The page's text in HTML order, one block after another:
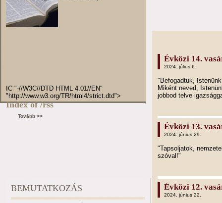
IC "-//W3C//DTD HTML 4.01//EN"
"http://www.w3.org/TR/html4/strict.dtd">
Index of /rss
Tovább >>
Évközi 14.
2024. július 6.
"Befogadtuk,
Miként neved,
jobbod telve
Évközi 13.
2024. június 29.
"Tapsoljatok,
szóval!"
Évközi 12.
2024. június 22.
BEMUTATKOZÁS